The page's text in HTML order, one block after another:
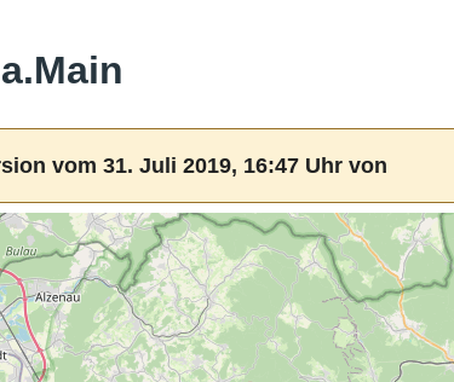
vom 31. Juli 2019, 16:47 Uhr von